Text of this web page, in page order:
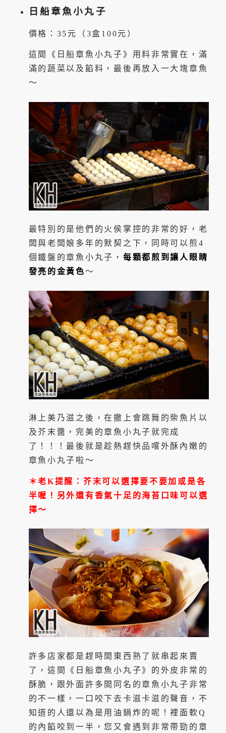
日船章魚小丸子
價格：35元（3盒100元）
這間《日船章魚小丸子》用料非常實在，滿
滿的蔬菜以及餡料，最後再放入一大塊章魚
～
最特別的是他們的火侯掌控的非常的好，老
闆與老闆娘多年的默契之下，同時可以煎4
個鐵盤的章魚小丸子， 每顆都煎到讓人眼睛
發亮的金黃色～
淋上美乃滋之後，在撒上會跳舞的柴魚片以
及芥末醬，完美的章魚小丸子就完成
了！！！最後就是趁熱趕快品嚐外酥內嫩的
章魚小丸子啦～
＊老K提醒：芥末可以選擇要不要加或是各
半喔！另外還有香氣十足的海苔口味可以選
擇～
許多店家都是趕時間東西熟了就串起來賣
了，這間《日船章魚小丸子》的外皮非常的
酥脆，跟外面許多間同名的章魚小丸子非常
的不一樣，一口咬下去卡滋卡滋的聲音，不
知道的人還以為是用油鍋炸的呢！裡面軟Q
的內餡咬到一半，您又會遇到非常帶勁的章